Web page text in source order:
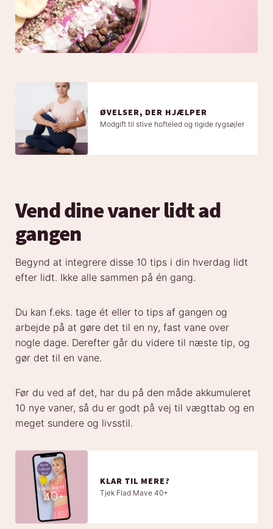
ØVELSER, DER HJÆLPER
Modgift til stive hofteled og rigide rygsøjler
Vend dine vaner lidt ad
gangen
Begynd at integrere disse 10 tips i din hverdag lidt
efter lidt. Ikke alle sammen på én gang.
Du kan f.eks. tage ét eller to tips af gangen og
arbejde på at gøre det til en ny, fast vane over
nogle dage. Derefter går du videre til næste tip, og
gør det til en vane.
Før du ved af det, har du på den måde akkumuleret
10 nye vaner, så du er godt på vej til vægttab og en
meget sundere og livsstil.
KLAR TIL MERE?
Tjek Flad Mave 40+